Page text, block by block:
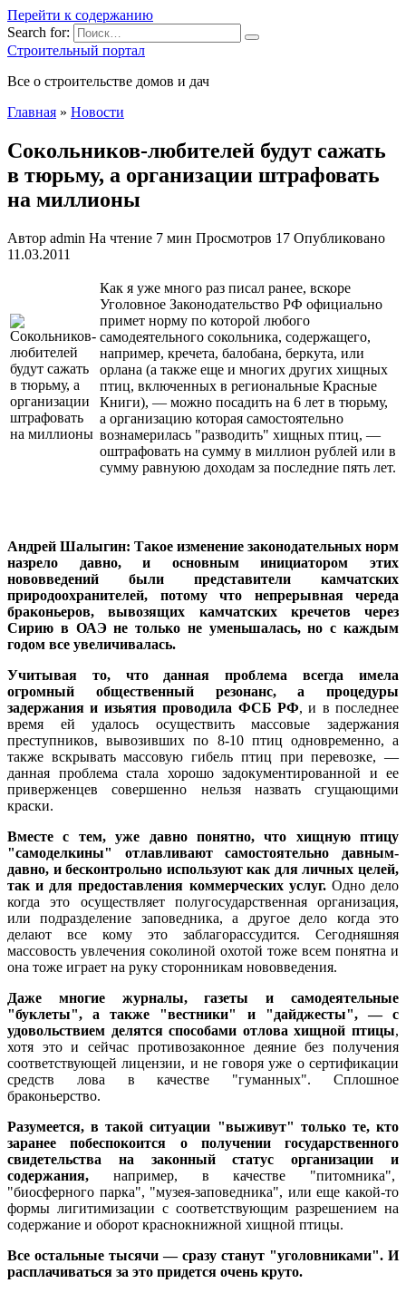
Перейти к содержанию
Search for:
Строительный портал
Все о строительстве домов и дач
Главная » Новости
Сокольников-любителей будут сажать
в тюрьму, а организации штрафовать
на миллионы
Автор admin На чтение 7 мин Просмотров 17 Опубликовано
11.03.2011
Как я уже много раз писал ранее, вскоре
Уголовное Законодательство РФ официально
примет норму по которой любого
самодеятельного сокольника, содержащего,
например, кречета, балобана, беркута, или
орлана (а также еще и многих других хищных
птиц, включенных в региональные Красные
Книги), — можно посадить на 6 лет в тюрьму,
а организацию которая самостоятельно
вознамерилась "разводить" хищных птиц, —
оштрафовать на сумму в миллион рублей или в
сумму равнуюю доходам за последние пять лет.
Андрей Шалыгин: Такое изменение законодательных норм
назрело давно, и основным инициатором этих
нововведений были представители камчатских
природоохранителей, потому что непрерывная череда
браконьеров, вывозящих камчатских кречетов через
Сирию в ОАЭ не только не уменьшалась, но с каждым
годом все увеличивалась.
Учитывая то, что данная проблема всегда имела
огромный общественный резонанс, а процедуры
задержания и изьятия проводила ФСБ РФ, и в последнее
время ей удалось осуществить массовые задержания
преступников, вывозивших по 8-10 птиц одновременно, а
также вскрывать массовую гибель птиц при перевозке, —
данная проблема стала хорошо задокументированной и ее
приверженцев совершенно нельзя назвать сгущающими
краски.
Вместе с тем, уже давно понятно, что хищную птицу
"самоделкины" отлавливают самостоятельно давным-
давно, и бесконтрольно используют как для личных целей,
так и для предоставления коммерческих услуг. Одно дело
когда это осуществляет полугосударственная организация,
или подразделение заповедника, а другое дело когда это
делают все кому это заблагорассудится. Сегодняшняя
массовость увлечения соколиной охотой тоже всем понятна и
она тоже играет на руку сторонникам нововведения.
Даже многие журналы, газеты и самодеятельные
"буклеты", а также "вестники" и "дайджесты", — с
удовольствием делятся способами отлова хищной птицы,
хотя это и сейчас противозаконное деяние без получения
соответствующей лицензии, и не говоря уже о сертификации
средств лова в качестве "гуманных". Сплошное
браконьерство.
Разумеется, в такой ситуации "выживут" только те, кто
заранее побеспокоится о получении государственного
свидетельства на законный статус организации и
содержания, например, в качестве "питомника",
"биосферного парка", "музея-заповедника", или еще какой-то
формы лигитимизации с соответствующим разрешением на
содержание и оборот краснокнижной хищной птицы.
Все остальные тысячи — сразу станут "уголовниками". И
расплачиваться за это придется очень круто.